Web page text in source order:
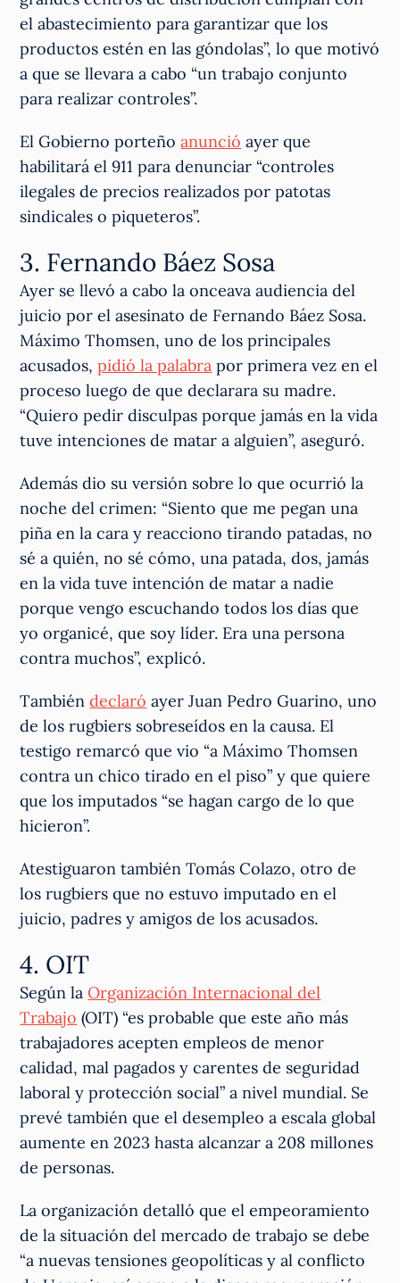
el abastecimiento para garantizar que los
productos estén en las góndolas”, lo que motivó
a que se llevara a cabo “un trabajo conjunto
para realizar controles”.
El Gobierno porteñoanunció ayer que
habilitará el 911 para denunciar “controles
ilegales de precios realizados por patotas
sindicales o piqueteros”.
3. Fernando Báez Sosa
Ayer se llevó a cabo la onceava audiencia del
juicio por el asesinato de Fernando Báez Sosa.
Máximo Thomsen, uno de los principales
acusados,pidió la palabra por primera vez en el
proceso luego de que declarara su madre.
“Quiero pedir disculpas porque jamás en la vida
tuve intenciones de matar a alguien”, aseguró.
Además dio su versión sobre lo que ocurrió la
noche del crimen: “Siento que me pegan una
piña en la cara y reacciono tirando patadas, no
sé a quién, no sé cómo, una patada, dos, jamás
en la vida tuve intención de matar a nadie
porque vengo escuchando todos los días que
yo organicé, que soy líder. Era una persona
contra muchos”, explicó.
Tambiéndeclaró ayer Juan Pedro Guarino, uno
de los rugbiers sobreseídos en la causa. El
testigo remarcó que vio “a Máximo Thomsen
contra un chico tirado en el piso” y que quiere
que los imputados “se hagan cargo de lo que
hicieron”.
Atestiguaron también Tomás Colazo, otro de
los rugbiers que no estuvo imputado en el
juicio, padres y amigos de los acusados.
4. OIT
Según laOrganización Internacional del
Trabajo (OIT) “es probable que este año más
trabajadores acepten empleos de menor
calidad, mal pagados y carentes de seguridad
laboral y protección social” a nivel mundial. Se
prevé también que el desempleo a escala global
aumente en 2023 hasta alcanzar a 208 millones
de personas.
La organización detalló que el empeoramiento
de la situación del mercado de trabajo se debe
“a nuevas tensiones geopolíticas y al conflicto